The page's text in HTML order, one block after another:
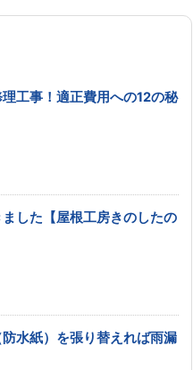
工事！適正費用への12の秘
した【屋根工房きのしたの
水紙）を張り替えれば雨漏